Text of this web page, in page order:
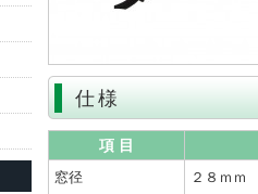
仕様
項 目
窓径 ２８ｍｍ